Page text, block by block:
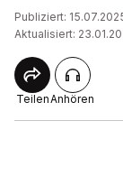
Publiziert:
Aktualisiert:
TeilenAnhören